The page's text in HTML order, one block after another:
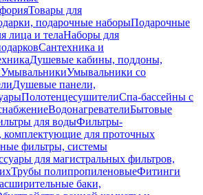
Товары для
подарочные наборыПодарочные
лица и телаНаборы для
Сантехника и
Душевые кабины, поддоны,
УмывальникиУмывальники со
Душевые панели,
ПолотенцесушителиСпа-бассейны с
ВодонагревателиБытовые
для водыФильтры-
комплектующие для проточных
фильтры, системы
для магистральных фильтров,
Трубы полипропиленовыеФитинги
баки,